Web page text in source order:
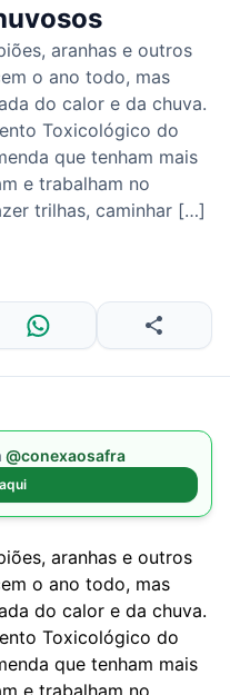
aranhas e outros
o ano todo, mas
do calor e da chuva.
Toxicológico do
que tenham mais
e trabalham no
trilhas, caminhar […]
@conexaosafra
aranhas e outros
o ano todo, mas
do calor e da chuva.
Toxicológico do
que tenham mais
e trabalham no